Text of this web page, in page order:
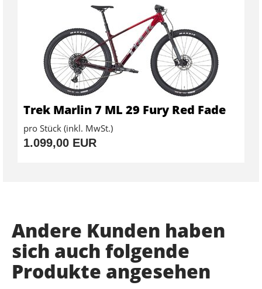
Trek Marlin 7 ML 29 Fury Red Fade
pro Stück (inkl. MwSt.)
1.099,00 EUR
Andere Kunden haben
sich auch folgende
Produkte angesehen